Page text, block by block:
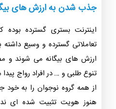
جذب شدن به ارزش های
اینترنت بستری گسترده بوده
تعاملاتی گسترده و وسیع
ارزش های بیگانه می شوند و
تنوع طلبی و … در افراد رواج
از همه گروه نوجوان را به
هنوز هویت تثبیت شده ای